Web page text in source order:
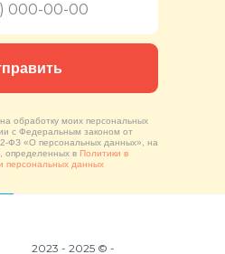
обработку моих персональных
с Федеральным законом от
ФЗ «О персональных данных», на
определенных в Политики в
персональных данных
2023 - 2025 © -